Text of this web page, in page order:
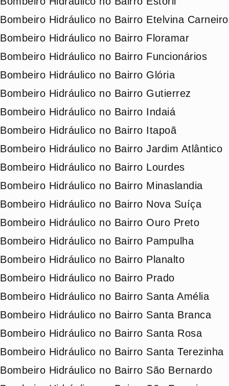
Bombeiro Hidráulico no Bairro Etelvina Carneiro
Bombeiro Hidráulico no Bairro Floramar
Bombeiro Hidráulico no Bairro Funcionários
Bombeiro Hidráulico no Bairro Glória
Bombeiro Hidráulico no Bairro Gutierrez
Bombeiro Hidráulico no Bairro Indaiá
Bombeiro Hidráulico no Bairro Itapoã
Bombeiro Hidráulico no Bairro Jardim Atlântico
Bombeiro Hidráulico no Bairro Lourdes
Bombeiro Hidráulico no Bairro Minaslandia
Bombeiro Hidráulico no Bairro Nova Suíça
Bombeiro Hidráulico no Bairro Ouro Preto
Bombeiro Hidráulico no Bairro Pampulha
Bombeiro Hidráulico no Bairro Planalto
Bombeiro Hidráulico no Bairro Prado
Bombeiro Hidráulico no Bairro Santa Amélia
Bombeiro Hidráulico no Bairro Santa Branca
Bombeiro Hidráulico no Bairro Santa Rosa
Bombeiro Hidráulico no Bairro Santa Terezinha
Bombeiro Hidráulico no Bairro São Bernardo